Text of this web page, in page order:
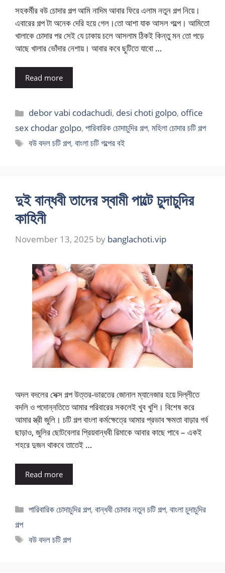
সহকর্মীর বউ চোদার গল্প আমি নাদিম আবার ফিরে এলাম নতুন গল্প নিয়ে।
এবারের গল্প টা অনেক দেরি হয়ে গেল।তো আশা যাক আসল গল্পে। আমিতো
খালাকে চোদার পর সেই যে ঢাকায় চলে আসলাম ঠিকই কিন্তু মন তো পড়ে
আছে খালার ভোঁদার নেশায়। আবার কবে ছুটিতে যাবো …
Read more
Categories
debor vabi codachudi, desi choti golpo, office
sex chodar golpo, পারিবারিক চোদাচুদির গল্প, মহিলা চোদার চটি গল্প
Tags
বউ বদল চটি গল্প,বাংলা চটি গল্পের বই
দুই বান্ধবী তাদের স্বামী পাল্টে চুদাচুদির
কাহিনী
November 13, 2025 by banglachoti.vip
অদল বদলের সেক্স গল্প উত্তর-ভারতের জোনাল ম্যানেজার হয়ে দিল্লীতে
বদলি ও পদোন্নতিতে আমার পরিবারের সকলেই খুব খুশি। বিশেষ করে
আমার স্ত্রী জুলি। চটি গল্প বাংলা কর্মক্ষেত্রে আমার প্রভাব ক্ষমতা বাড়ার গর্ব
ছাড়াও, জুলির ছোটবেলার প্রিয়বান্ধবী রিমাকে আবার কাছে পাবে – একই
শহরে দুজন থাকবে তাতেই …
Read more
Categories
পারিবারিক চোদাচুদির গল্প,বান্ধবী চোদার নতুন চটি গল্প,বাংলা চুদাচুদির
গল্প
Tags
বউ বদল চটি গল্প